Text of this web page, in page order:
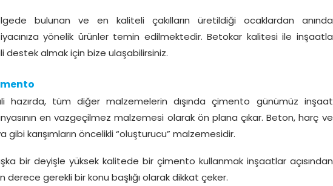
bulunan ve en kaliteli çakılların üretildiği ocaklardan anında
yönelik ürünler temin edilmektedir. Betokar kalitesi ile inşaatla
destek almak için bize ulaşabilirsiniz.
hazırda, tüm diğer malzemelerin dışında çimento günümüz inşaat
en vazgeçilmez malzemesi olarak ön plana çıkar. Beton, harç ve
gibi karışımların öncelikli “oluşturucu” malzemesidir.
bir deyişle yüksek kalitede bir çimento kullanmak inşaatlar açısından
derece gerekli bir konu başlığı olarak dikkat çeker.